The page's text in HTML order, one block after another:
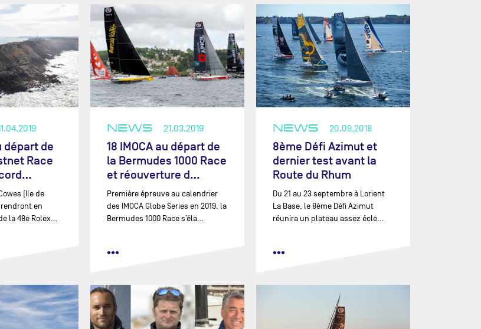
II
départ de
Race
(Ile de
en
la 48e Rolex…
NEWS 21.03.2019
18 IMOCA au départ de
la Bermudes 1000 Race
et réouverture d…
Première épreuve au calendrier
des IMOCA Globe Series en 2019, la
Bermudes 1000 Race s’éla…
•••
NEWS 20.09.2018
8ème Défi Azimut et
dernier test avant la
Route du Rhum
Du 21 au 23 septembre à Lorient
La Base, le 8ème Défi Azimut
réunira un plateau assez écle…
•••